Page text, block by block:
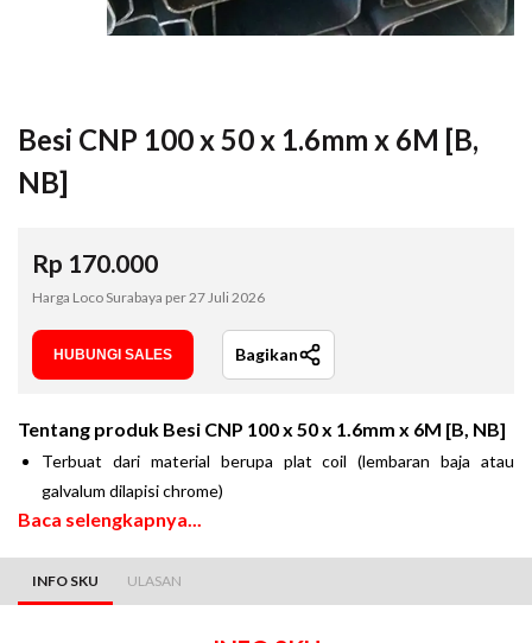
Besi CNP 100 x 50 x 1.6mm x 6M [B,
NB]
Rp 170.000
Harga Loco Surabaya per27 Juli 2026
HUBUNGI SALES Bagikan
Tentang produk Besi CNP 100 x 50 x 1.6mm x 6M [B, NB]
Terbuat dari material berupa plat coil (lembaran baja atau
galvalum dilapisi chrome)
Baca selengkapnya...
INFO SKU ULASAN